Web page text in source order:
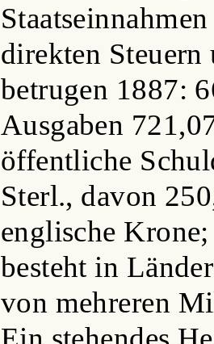
direkten
betrugen 1887:
Ausgaben
öffentliche
Sterl., davon
englische
besteht in
von mehreren